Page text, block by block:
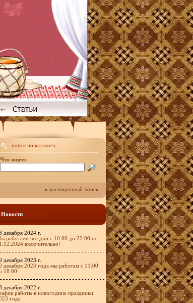
поиск по каталогу:
Что ищем:
» расширенный поиск
Новости
декабря 2024 г.
работаем все дни с 10:00 до 22:00 по
включительно!
декабря 2023 г.
декабря 2023 года мы работам с 11:00
18:00
декабря 2022 г.
работы в новогодние праздники
года